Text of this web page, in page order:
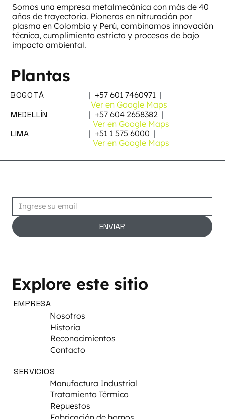
Somos una empresa metalmecánica con más de 40
años de trayectoria. Pioneros en nitruración por
plasma en Colombia y Perú, combinamos innovación
técnica, cumplimiento estricto y procesos de bajo
impacto ambiental.
Plantas
BOGOTÁ | +57 601 7460971 |
Ver en Google Maps
MEDELLÍN | +57 604 2658382 |
Ver en Google Maps
LIMA | +51 1 575 6000 |
Ver en Google Maps
ENVIAR
Explore este sitio
EMPRESA
Nosotros
Historia
Reconocimientos
Contacto
SERVICIOS
Manufactura Industrial
Tratamiento Térmico
Repuestos